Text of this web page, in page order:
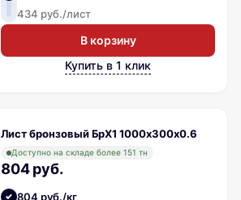
434 руб./лист
В корзину
Купить в 1 клик
Лист бронзовый БрХ1 1000х300х0.6
Доступно на складе более 151 тн
804 руб.
804 руб./кг